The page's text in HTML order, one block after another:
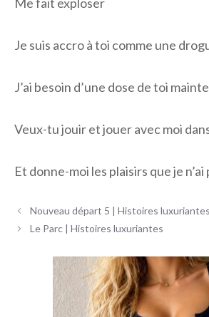
Je suis accro à toi comme une
J’ai besoin d’une dose de toi
Veux-tu jouir et jouer avec moi
Et donne-moi les plaisirs que je n’ai
Navigation
des
Nouveau départ 5 | Histoires luxuriantes
Le Parc | Histoires luxuriantes